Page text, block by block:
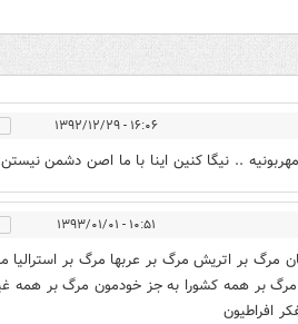
۱۶:۰۶ - ۱۳۹۲/۱۲/۲۹
.. نیگا کنین اینا با ما اصن دشمن
۱۰:۵۱ - ۱۳۹۳/۰۱/۰۱
مرگ بر اتريش مرگ بر عربها مرگ بر استراليا
مرگ بر همه كشورا به جز خودمون مرگ بر همه
افراطيون